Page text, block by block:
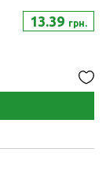
13.39 грн.